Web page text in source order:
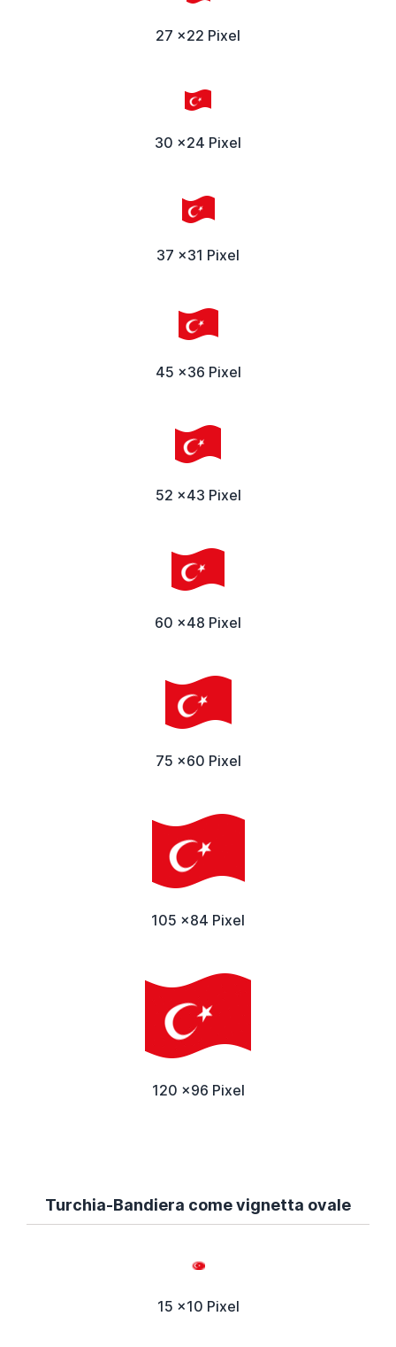
27 x22 Pixel
30 x24 Pixel
37 x31 Pixel
45 x36 Pixel
52 x43 Pixel
60 x48 Pixel
75 x60 Pixel
105 x84 Pixel
120 x96 Pixel
Turchia-Bandiera come vignetta ovale
15 x10 Pixel